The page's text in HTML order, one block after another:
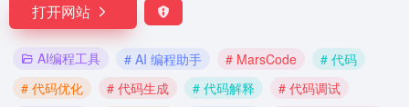
打开网站
AI编程工具 # AI 编程助手 # MarsCode
# 代码
# 代码优化
# 代码生成 # 代码解释
# 代码调试